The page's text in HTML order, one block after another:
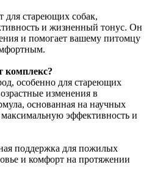
для стареющих собак,
и жизненный тонус. Он
и помогает вашему питомцу
комплекс?
особенно для стареющих
изменения в
основанная на научных
максимальную эффективность и
поддержка для пожилых
и комфорт на протяжении